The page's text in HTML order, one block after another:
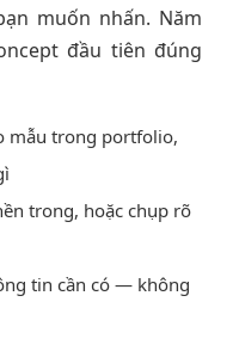
muốn nhấn. Năm
đầu tiên đúng
mẫu trong portfolio,
trong, hoặc chụp rõ
tin cần có — không